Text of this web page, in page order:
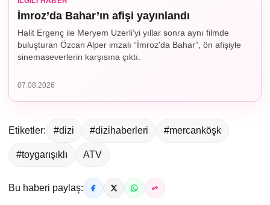
İmroz’da Bahar’ın afişi yayınlandı
Halit Ergenç ile Meryem Uzerli'yi yıllar sonra aynı filmde
buluşturan Özcan Alper imzalı “İmroz'da Bahar”, ön afişiyle
sinemaseverlerin karşısına çıktı.
07.08.2026
Etiketler: #dizi #dizihaberleri #mercanköşk
#toygarışıklı ATV
Bu haberi paylaş: